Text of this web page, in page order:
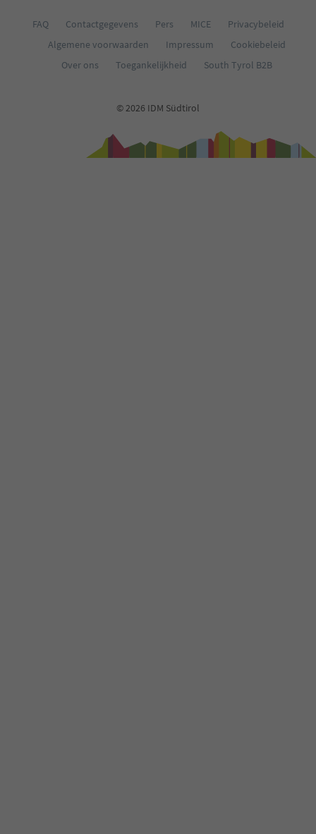
FAQ Contactgegevens Pers MICE
Privacybeleid
Algemene voorwaarden
Impressum
Cookiebeleid
Over ons
Toegankelijkheid South Tyrol B2B
© 2026 IDM Südtirol